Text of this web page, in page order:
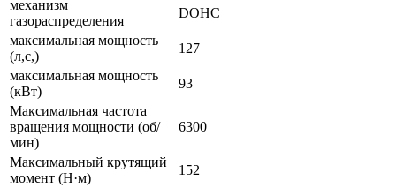
механизм
газораспределения
DOHC
максимальная мощность
(л,с,)
127
максимальная мощность
(кВт)
93
Максимальная частота
вращения мощности (об/
мин)
6300
Максимальный крутящий
момент (Н·м)
152